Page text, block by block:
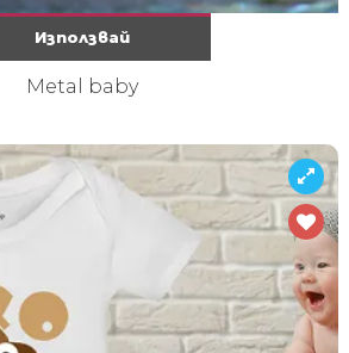
Използвай
Metal baby